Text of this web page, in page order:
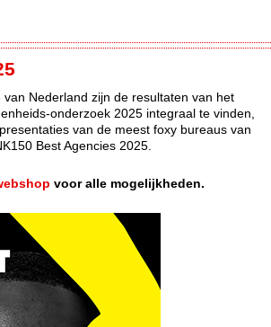
van Nederland zijn de resultaten van het
onderzoek 2025 integraal te vinden,
van de meest foxy bureaus van
Best Agencies 2025.
voor alle mogelijkheden.